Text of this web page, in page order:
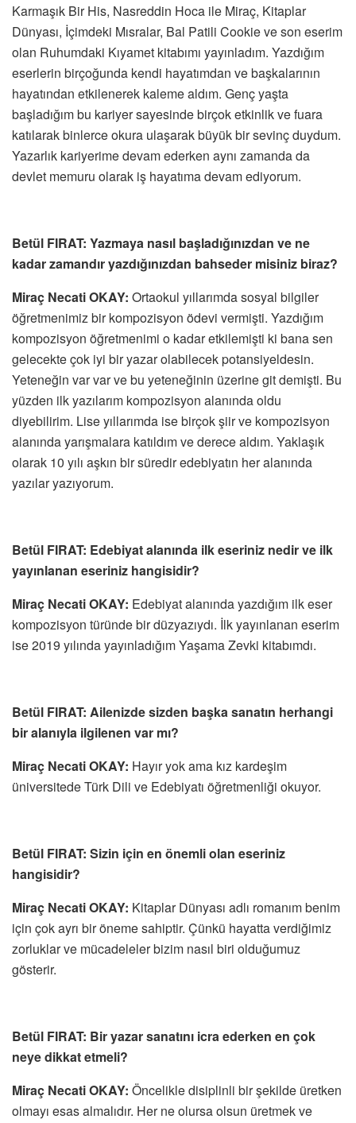
Karmaşık Bir His, Nasreddin Hoca ile Miraç, Kitaplar
Dünyası, İçimdeki Mısralar, Bal Patili Cookie ve son eserim
olan Ruhumdaki Kıyamet kitabımı yayınladım. Yazdığım
eserlerin birçoğunda kendi hayatımdan ve başkalarının
hayatından etkilenerek kaleme aldım. Genç yaşta
başladığım bu kariyer sayesinde birçok etkinlik ve fuara
katılarak binlerce okura ulaşarak büyük bir sevinç duydum.
Yazarlık kariyerime devam ederken aynı zamanda da
devlet memuru olarak iş hayatıma devam ediyorum.
Betül FIRAT: Yazmaya nasıl başladığınızdan ve ne
kadar zamandır yazdığınızdan bahseder misiniz biraz?
Miraç Necati OKAY: Ortaokul yıllarımda sosyal bilgiler
öğretmenimiz bir kompozisyon ödevi vermişti. Yazdığım
kompozisyon öğretmenimi o kadar etkilemişti ki bana sen
gelecekte çok iyi bir yazar olabilecek potansiyeldesin.
Yeteneğin var var ve bu yeteneğinin üzerine git demişti. Bu
yüzden ilk yazılarım kompozisyon alanında oldu
diyebilirim. Lise yıllarımda ise birçok şiir ve kompozisyon
alanında yarışmalara katıldım ve derece aldım. Yaklaşık
olarak 10 yılı aşkın bir süredir edebiyatın her alanında
yazılar yazıyorum.
Betül FIRAT: Edebiyat alanında ilk eseriniz nedir ve ilk
yayınlanan eseriniz hangisidir?
‎Miraç Necati OKAY: Edebiyat alanında yazdığım ilk eser
kompozisyon türünde bir düzyazıydı. İlk yayınlanan eserim
ise 2019 yılında yayınladığım Yaşama Zevki kitabımdı.
Betül FIRAT: Ailenizde sizden başka sanatın herhangi
bir alanıyla ilgilenen var mı?
‎Miraç Necati OKAY: Hayır yok ama kız kardeşim
üniversitede Türk Dili ve Edebiyatı öğretmenliği okuyor.
Betül FIRAT: Sizin için en önemli olan eseriniz
hangisidir?
Miraç Necati OKAY: Kitaplar Dünyası adlı romanım benim
için çok ayrı bir öneme sahiptir. Çünkü hayatta verdiğimiz
zorluklar ve mücadeleler bizim nasıl biri olduğumuz
gösterir.
Betül FIRAT: Bir yazar sanatını icra ederken en çok
neye dikkat etmeli?
‎Miraç Necati OKAY: Öncelikle disiplinli bir şekilde üretken
olmayı esas almalıdır. Her ne olursa olsun üretmek ve